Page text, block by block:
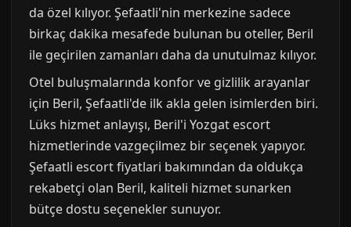
da özel kılıyor. Şefaatli'nin merkezine sadece
birkaç dakika mesafede bulunan bu oteller, Beril
ile geçirilen zamanları daha da unutulmaz kılıyor.
Otel buluşmalarında konfor ve gizlilik arayanlar
için Beril, Şefaatli'de ilk akla gelen isimlerden biri.
Lüks hizmet anlayışı, Beril'i Yozgat escort
hizmetlerinde vazgeçilmez bir seçenek yapıyor.
Şefaatli escort fiyatlari bakımından da oldukça
rekabetçi olan Beril, kaliteli hizmet sunarken
bütçe dostu seçenekler sunuyor.